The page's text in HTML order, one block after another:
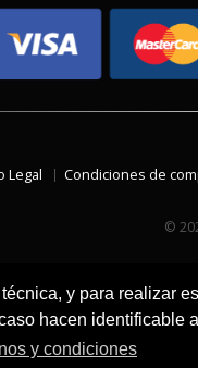
y para realizar
hacen identificable
y condiciones
Legal Condiciones de
©